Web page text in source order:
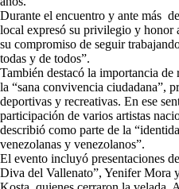
Durante el encuentro y ante más
local expresó su privilegio y honor
su compromiso de seguir
todas y de todos”.
También destacó la importancia de
la “sana convivencia ciudadana”,
deportivas y recreativas. En ese
participación de varios artistas
describió como parte de la
venezolanas y venezolanos”.
El evento incluyó presentaciones
Diva del Vallenato”, Yenifer Mora